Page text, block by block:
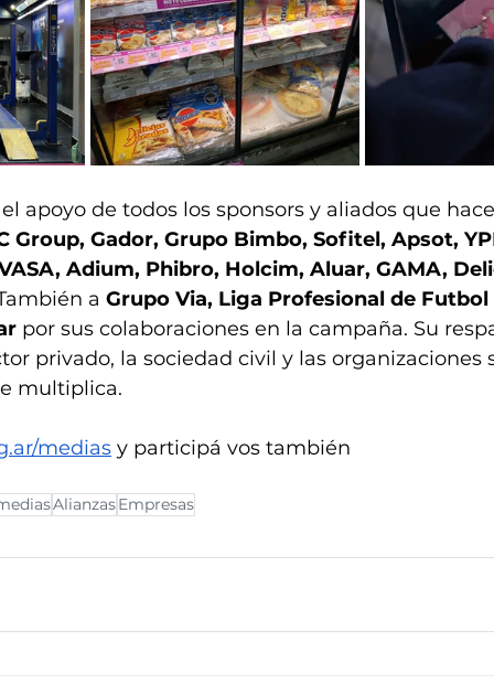
apoyo de todos los sponsors y aliados que
Group, Gador, Grupo Bimbo, Sofitel, Apsot,
Adium, Phibro, Holcim, Aluar, GAMA,
a Grupo Via, Liga Profesional de Futbol
por sus colaboraciones en la campaña. Su
privado, la sociedad civil y las organizaciones
multiplica.
medias y participá vos también
AlianzasEmpresas